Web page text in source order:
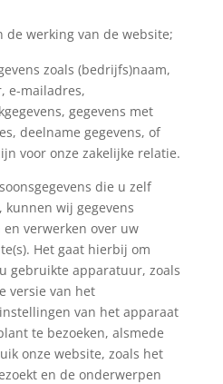
de werking van de website;
zoals (bedrijfs)naam,
e-mailadres,
gegevens met
deelname gegevens, of
voor onze zakelijke relatie.
die u zelf
wij gegevens
verwerken over uw
Het gaat hierbij om
gebruikte apparatuur, zoals
versie van het
van het apparaat
te bezoeken, alsmede
onze website, zoals het
en de onderwerpen